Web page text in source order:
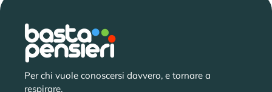
Per chi vuole conoscersi davvero, e tornare a
respirare.